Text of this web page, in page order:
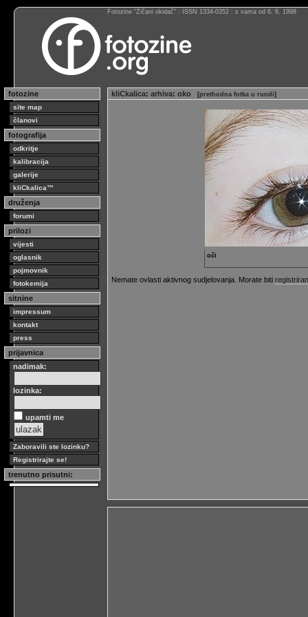
Fotozine “Žičani okidač” : ISSN 1334-0352 : s vama od 6. 6. 1998
fotozine
site map
članovi
fotografija
odkritje
kalibracija
galerije
kliCkalica™
druženja
forumi
prilozi
vijesti
oglasnik
pojmovnik
fotokemija
sitnine
impressum
kontakt
press
prijavnica
nadimak:
lozinka:
upamti me
Zaboravili ste lozinku?
Registrirajte se!
trenutno prisutni:
kliCkalica: arhiva: oko [prethodna fotka u rundi]
oči
Nemate ovlasti aktivnog sudjelovanja. Morate biti